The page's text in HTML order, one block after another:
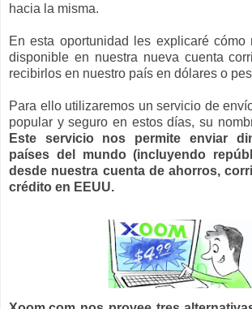
hacia la misma.
En esta oportunidad les explicaré cómo
disponible en nuestra nueva cuenta
recibirlos en nuestro país en dólares o
Para ello utilizaremos un servicio de
popular y seguro en estos días, su
Este servicio nos permite enviar
países del mundo (incluyendo
desde nuestra cuenta de ahorros,
crédito en EEUU.